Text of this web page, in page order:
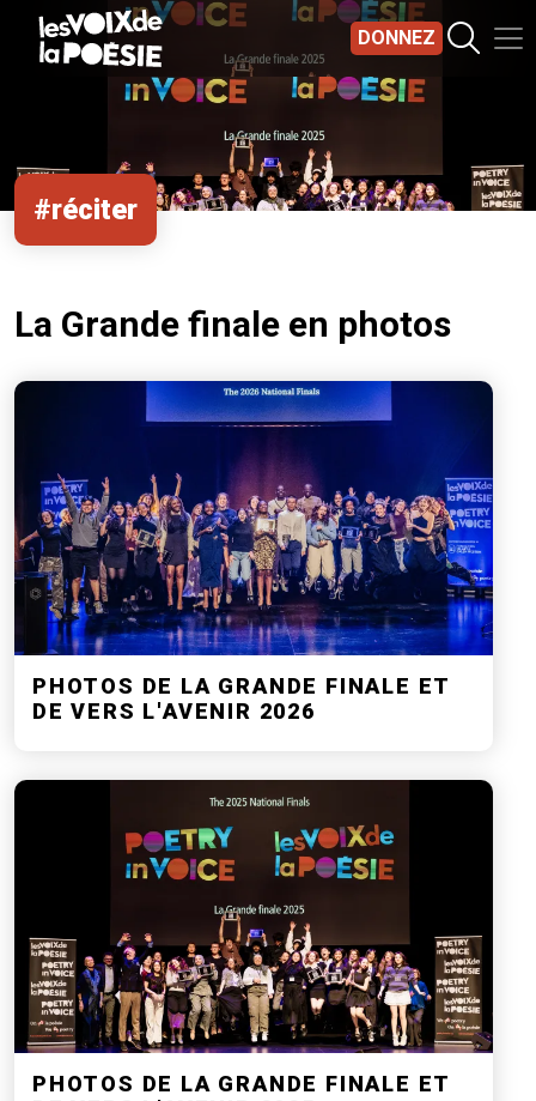
Aller au contenu principal
DONNEZ
#réciter
La Grande finale en photos
PHOTOS DE LA GRANDE FINALE ET
DE VERS L'AVENIR 2026
PHOTOS DE LA GRANDE FINALE ET